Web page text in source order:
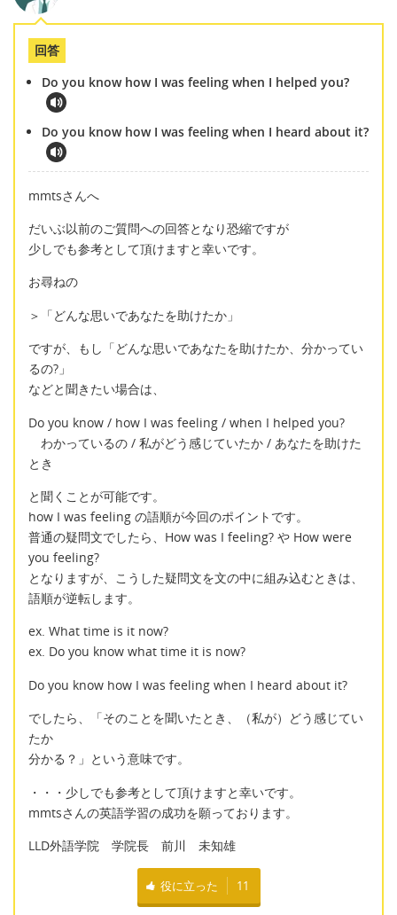
回答
Do you know how I was feeling when I helped you?
Do you know how I was feeling when I heard about it?
mmtsさんへ
だいぶ以前のご質問への回答となり恐縮ですが
少しでも参考として頂けますと幸いです。
お尋ねの
＞「どんな思いであなたを助けたか」
ですが、もし「どんな思いであなたを助けたか、分かってい
るの?」
などと聞きたい場合は、
Do you know / how I was feeling / when I helped you?
わかっているの / 私がどう感じていたか / あなたを助けた
とき
と聞くことが可能です。
how I was feeling の語順が今回のポイントです。
普通の疑問文でしたら、How was I feeling? や How were
you feeling?
となりますが、こうした疑問文を文の中に組み込むときは、
語順が逆転します。
ex. What time is it now?
ex. Do you know what time it is now?
Do you know how I was feeling when I heard about it?
でしたら、「そのことを聞いたとき、（私が）どう感じてい
たか
分かる？」という意味です。
・・・少しでも参考として頂けますと幸いです。
mmtsさんの英語学習の成功を願っております。
LLD外語学院 学院長 前川 未知雄
役に立った 11